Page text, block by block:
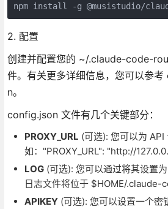
npm install -g @musistudio/
2. 配置
创建并配置您的 ~/.claude-code-
件。有关更多详细信息，您可以参
n。
config.json 文件有几个关键部分：
PROXY_URL (可选): 您可以为
如："PROXY_URL": "http://
LOG(可选): 您可以通过将其设置为
日志文件将位于 $HOME/.claude-
APIKEY(可选): 您可以设置一个密